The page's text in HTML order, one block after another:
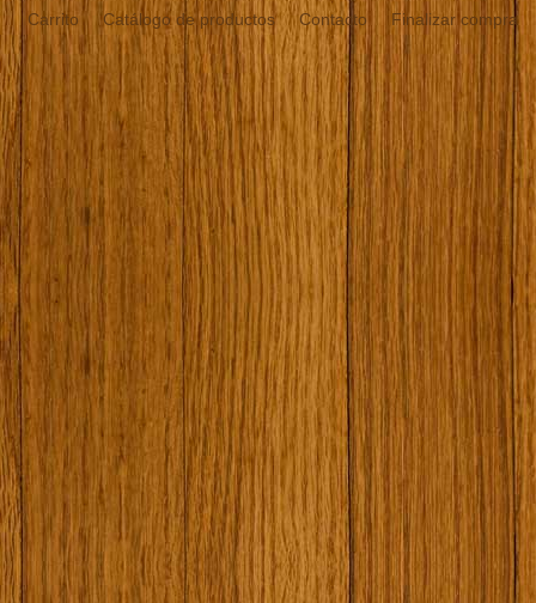
Carrito Catálogo de productos Contacto Finalizar compra
¿Quién soy?